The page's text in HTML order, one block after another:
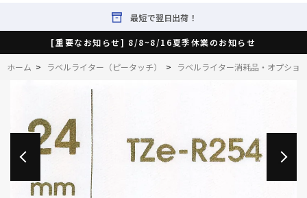
最短で翌日出荷！
[重要なお知らせ] 8/8~8/16夏季休業のお知らせ
ホーム > ラベルライター（ピータッチ） > ラベルライター消耗品・オプショ